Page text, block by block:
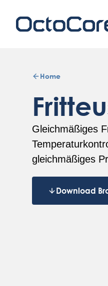
Home
Gleichmäßiges
gleichmäßiges
Download